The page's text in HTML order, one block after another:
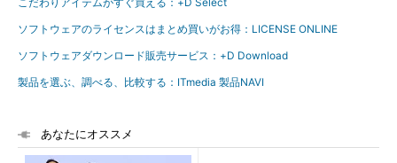
ソフトウェアのライセンスはまとめ買いがお得：LICENSE ONLINE
ソフトウェアダウンロード販売サービス：+D Download
製品を選ぶ、調べる、比較する：ITmedia 製品NAVI
あなたにオススメ